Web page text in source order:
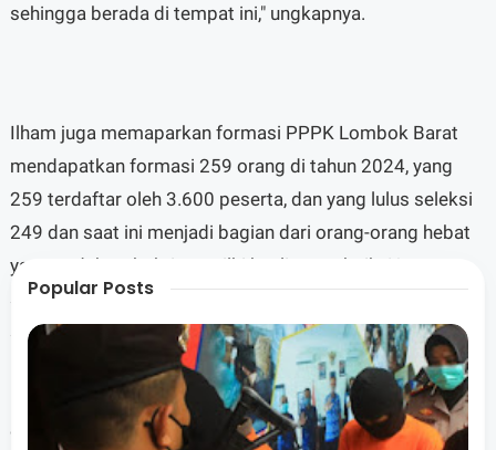
sehingga berada di tempat ini," ungkapnya.
Ilham juga memaparkan formasi PPPK Lombok Barat
mendapatkan formasi 259 orang di tahun 2024, yang
259 terdaftar oleh 3.600 peserta, dan yang lulus seleksi
249 dan saat ini menjadi bagian dari orang-orang hebat
yang sudah terbukti memilki kualitas terbaik. Namun
semua harus berorientasi kepada pelayanan karena
sesungguhnya kita adalah pelayan masyarakat dan
bekerja harus berorientasi kepada layanan. Ia berharap
mulai sekarang kita harus Reorientasi kepada cara kerja
dan Reorientasi diri kita kepada disiplin. "kita harus mulai
Popular Posts